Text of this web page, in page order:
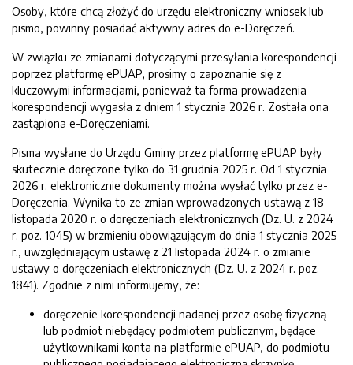
Osoby, które chcą złożyć do urzędu elektroniczny wniosek lub
pismo, powinny posiadać aktywny adres do e-Doręczeń.
W związku ze zmianami dotyczącymi przesyłania korespondencji
poprzez platformę ePUAP, prosimy o zapoznanie się z
kluczowymi informacjami, ponieważ ta forma prowadzenia
korespondencji wygasła z dniem 1 stycznia 2026 r. Została ona
zastąpiona e-Doręczeniami.
Pisma wysłane do Urzędu Gminy przez platformę ePUAP były
skutecznie doręczone tylko do 31 grudnia 2025 r. Od 1 stycznia
2026 r. elektronicznie dokumenty można wysłać tylko przez e-
Doręczenia. Wynika to ze zmian wprowadzonych ustawą z 18
listopada 2020 r. o doręczeniach elektronicznych (Dz. U. z 2024
r. poz. 1045) w brzmieniu obowiązującym do dnia 1 stycznia 2025
r., uwzględniającym ustawę z 21 listopada 2024 r. o zmianie
ustawy o doręczeniach elektronicznych (Dz. U. z 2024 r. poz.
1841). Zgodnie z nimi informujemy, że:
doręczenie korespondencji nadanej przez osobę fizyczną
lub podmiot niebędący podmiotem publicznym, będące
użytkownikami konta na platformie ePUAP, do podmiotu